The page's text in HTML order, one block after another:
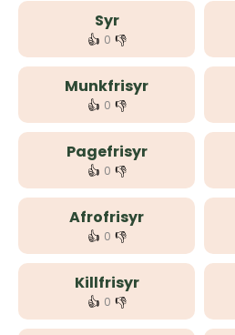
Syr
👍 0 👎
Munkfrisyr
👍 0 👎
Pagefrisyr
👍 0 👎
Afrofrisyr
👍 0 👎
Killfrisyr
👍 0 👎